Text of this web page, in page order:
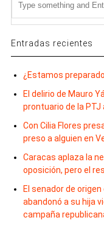
Entradas recientes
¿Estamos
El delirio de Mauro
prontuario de la PTJ
Con Cilia Flores
preso a alguien en
Caracas aplaza la
oposición, pero el
El senador de
abandonó a su hija
campaña